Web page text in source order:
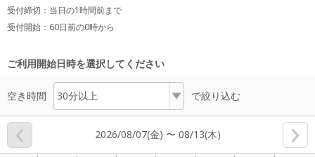
受付締切： 当日の1時間前まで
受付開始： 60日前の0時から
ご利用開始日時を選択してください
空き時間 で絞り込む
2026/08/07(金) 〜 08/13(木)